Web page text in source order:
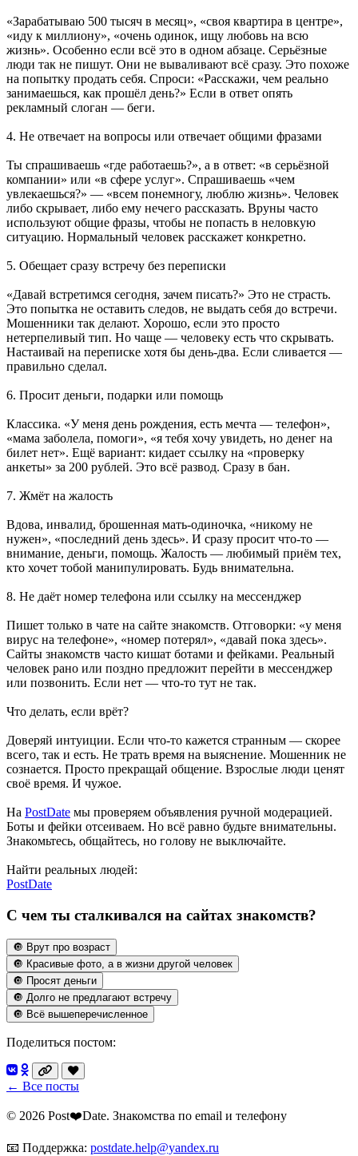
«Зарабатываю 500 тысяч в месяц», «своя квартира в центре»,
«иду к миллиону», «очень одинок, ищу любовь на всю
жизнь». Особенно если всё это в одном абзаце. Серьёзные
люди так не пишут. Они не вываливают всё сразу. Это похоже
на попытку продать себя. Спроси: «Расскажи, чем реально
занимаешься, как прошёл день?» Если в ответ опять
рекламный слоган — беги.
4. Не отвечает на вопросы или отвечает общими фразами
Ты спрашиваешь «где работаешь?», а в ответ: «в серьёзной
компании» или «в сфере услуг». Спрашиваешь «чем
увлекаешься?» — «всем понемногу, люблю жизнь». Человек
либо скрывает, либо ему нечего рассказать. Вруны часто
используют общие фразы, чтобы не попасть в неловкую
ситуацию. Нормальный человек расскажет конкретно.
5. Обещает сразу встречу без переписки
«Давай встретимся сегодня, зачем писать?» Это не страсть.
Это попытка не оставить следов, не выдать себя до встречи.
Мошенники так делают. Хорошо, если это просто
нетерпеливый тип. Но чаще — человеку есть что скрывать.
Настаивай на переписке хотя бы день‑два. Если сливается —
правильно сделал.
6. Просит деньги, подарки или помощь
Классика. «У меня день рождения, есть мечта — телефон»,
«мама заболела, помоги», «я тебя хочу увидеть, но денег на
билет нет». Ещё вариант: кидает ссылку на «проверку
анкеты» за 200 рублей. Это всё развод. Сразу в бан.
7. Жмёт на жалость
Вдова, инвалид, брошенная мать-одиночка, «никому не
нужен», «последний день здесь». И сразу просит что‑то —
внимание, деньги, помощь. Жалость — любимый приём тех,
кто хочет тобой манипулировать. Будь внимательна.
8. Не даёт номер телефона или ссылку на мессенджер
Пишет только в чате на сайте знакомств. Отговорки: «у меня
вирус на телефоне», «номер потерял», «давай пока здесь».
Сайты знакомств часто кишат ботами и фейками. Реальный
человек рано или поздно предложит перейти в мессенджер
или позвонить. Если нет — что‑то тут не так.
Что делать, если врёт?
Доверяй интуиции. Если что‑то кажется странным — скорее
всего, так и есть. Не трать время на выяснение. Мошенник не
сознается. Просто прекращай общение. Взрослые люди ценят
своё время. И чужое.
На PostDate мы проверяем объявления ручной модерацией.
Боты и фейки отсеиваем. Но всё равно будьте внимательны.
Знакомьтесь, общайтесь, но голову не выключайте.
Найти реальных людей:
PostDate
С чем ты сталкивался на сайтах знакомств?
🔘 Врут про возраст
🔘 Красивые фото, а в жизни другой человек
🔘 Просят деньги
🔘 Долго не предлагают встречу
🔘 Всё вышеперечисленное
Поделиться постом:
← Все посты
© 2026 Post❤️Date. Знакомства по email и телефону
📧 Поддержка: postdate.help@yandex.ru